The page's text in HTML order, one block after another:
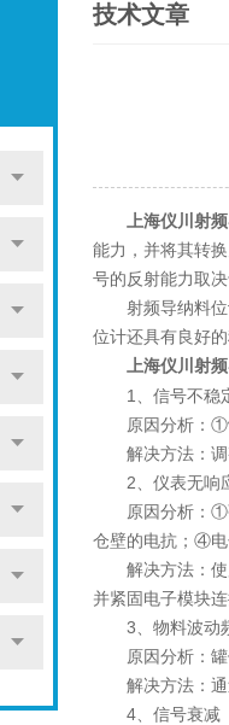
技术文章
上海仪川射
能力，并将其转
号的反射能力取
射频导纳料位计
位计还具有良好
上海仪川射
1、信号不稳
原因分析：①罐
解决方法：调
2、仪表无响
原因分析：①强
仓壁的电抗；④电
解决方法：使用
并紧固电子模块
3、物料波动
原因分析：罐
解决方法：通
4、信号衰减